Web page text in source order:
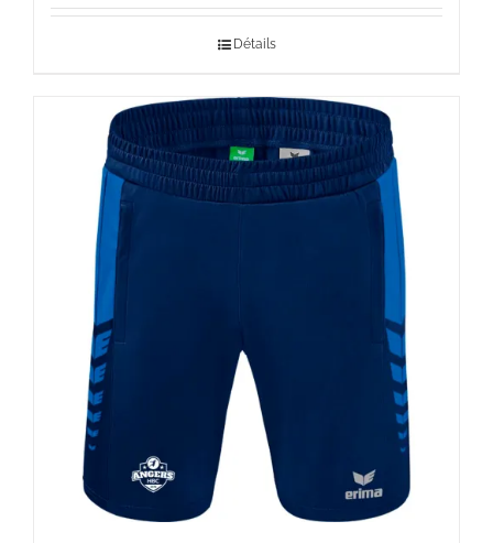
à
17,00 €
Détails